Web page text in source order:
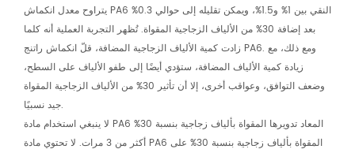
يتراوح معدل انكماش PA6 النقي بين 1% و1.5%، ويمكن تقليله إلى حوالي 0.3%
بعد إضافة 30% من الألياف الزجاجية المقواة. تُظهر التجربة العملية أنه كلما
زادت كمية الألياف الزجاجية المضافة، قلّ انكماش راتنج PA6. ومع ذلك، مع
زيادة كمية الألياف المضافة، ستؤدي أيضًا إلى طفو الألياف على السطح،
وضعف التوافق، وعواقب أخرى، إلا أن تأثير 30% من الألياف الزجاجية المقواة
جيد نسبيًا.
لا ينبغي استخدام مادة PA6 المعاد تدويرها المقواة بألياف زجاجية بنسبة 30%
أكثر من 3 مرات. لا تحتوي مادة PA6 المقواة بألياف زجاجية بنسبة 30% على